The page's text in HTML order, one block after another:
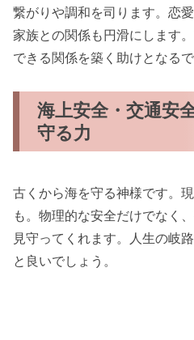
繋がりや調和を司ります。恋
家族との関係も円滑にします
できる関係を築く助けとなるで
海上安全・交通安
守る力
古くから海を守る神様です。
も。物理的な安全だけでなく
見守ってくれます。人生の岐
と良いでしょう。